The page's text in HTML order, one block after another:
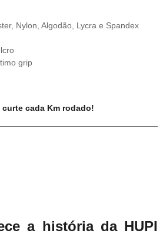
Nylon, Algodão, Lycra e Spandex
e com ótimo grip
cada Km rodado!
a história da HUPI